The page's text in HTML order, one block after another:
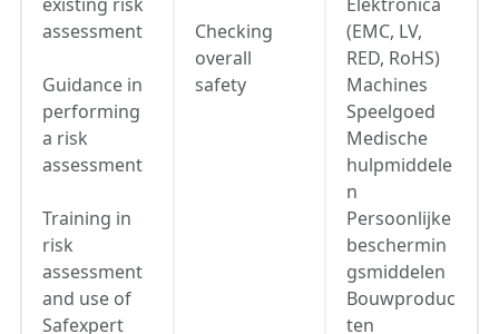
assessment
Guidance in
performing
a risk
assessment
Training in
risk
assessment
and use of
Safexpert
Checking
overall
safety
(EMC, LV,
RED, RoHS)
Machines
Speelgoed
Medische
hulpmiddele
n
Persoonlijke
beschermin
gsmiddelen
Bouwproduc
ten